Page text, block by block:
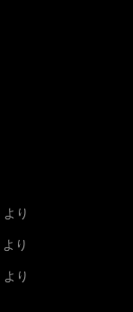
より
より
より